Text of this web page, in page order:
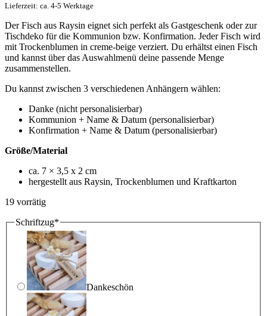
Lieferzeit: ca. 4-5 Werktage
Der Fisch aus Raysin eignet sich perfekt als Gastgeschenk oder zur
Tischdeko für die Kommunion bzw. Konfirmation. Jeder Fisch wird
mit Trockenblumen in creme-beige verziert. Du erhältst einen Fisch
und kannst über das Auswahlmenü deine passende Menge
zusammenstellen.
Du kannst zwischen 3 verschiedenen Anhängern wählen:
Danke (nicht personalisierbar)
Kommunion + Name & Datum (personalisierbar)
Konfirmation + Name & Datum (personalisierbar)
Größe/Material
ca. 7 × 3,5 x 2 cm
hergestellt aus Raysin, Trockenblumen und Kraftkarton
19 vorrätig
Schriftzug*(required)
Dankeschön